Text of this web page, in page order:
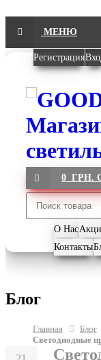
МЕНЮ
Регистрация
0 ГРН.
О Нас
Контакты
Блог
Главная
Блог
Светодиодные